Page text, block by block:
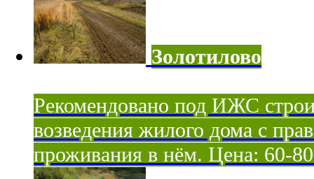
Золотилово
Рекомендовано под ИЖС
возведения жилого дома с
проживания в нём. Цена: 60-80